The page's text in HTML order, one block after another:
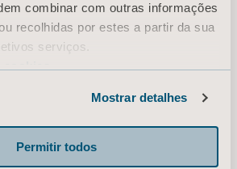
combinar com outras informações
recolhidas por estes a partir da sua
serviços.
Mostrar detalhes
Permitir todos